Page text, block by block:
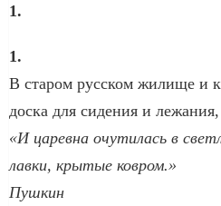
1.
1.
В старом русском жилище и
доска для сидения и
«И царевна очутилась в
лавки, крытые ковром.»
Пушкин